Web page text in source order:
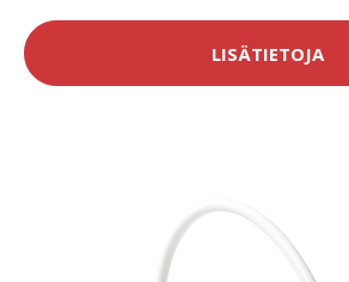
LISÄTIETOJA